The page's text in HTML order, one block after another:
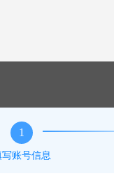
1
写账号信息